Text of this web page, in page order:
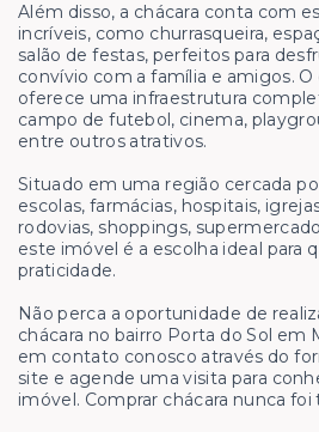
Além disso, a chácara conta com
incríveis, como churrasqueira,
salão de festas, perfeitos para
convívio com a família e amigos.
oferece uma infraestrutura
campo de futebol, cinema,
entre outros atrativos.
Situado em uma região cercada
escolas, farmácias, hospitais,
rodovias, shoppings,
este imóvel é a escolha ideal para
praticidade.
Não perca a oportunidade de
chácara no bairro Porta do Sol em
em contato conosco através do
site e agende uma visita para
imóvel. Comprar chácara nunca foi